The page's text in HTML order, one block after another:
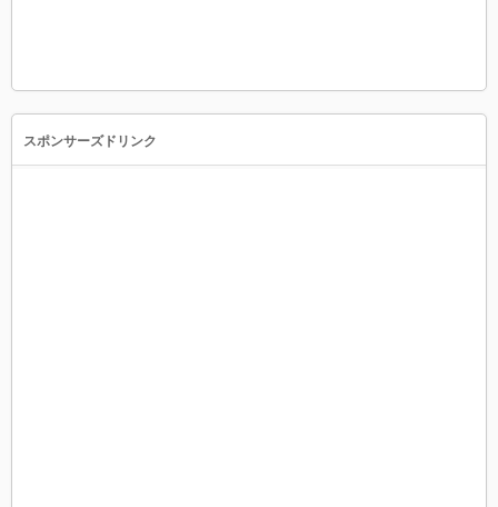
スポンサーズドリンク